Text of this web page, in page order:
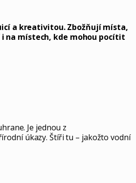
a kreativitou. Zbožňují místa,
na místech, kde mohou pocítit
Je jednou z
úkazy. Štíři tu – jakožto vodní